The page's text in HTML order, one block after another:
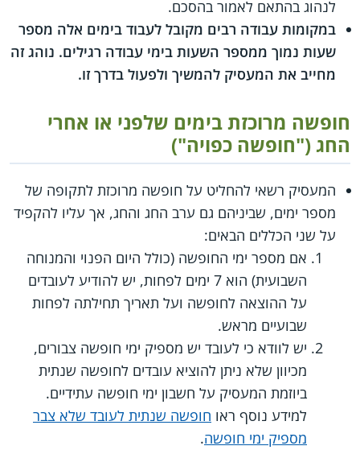
לנהוג בהתאם לאמור בהסכם.
במקומות עבודה רבים מקובל לעבוד בימים אלה מספר
שעות נמוך ממספר השעות בימי עבודה רגילים. נוהג זה
מחייב את המעסיק להמשיך ולפעול בדרך זו.
חופשה מרוכזת בימים שלפני או אחרי
החג ("חופשה כפויה")
המעסיק רשאי להחליט על חופשה מרוכזת לתקופה של
מספר ימים, שביניהם גם ערב החג והחג, אך עליו להקפיד
על שני הכללים הבאים:
אם מספר ימי החופשה (כולל היום הפנוי והמנוחה
השבועית) הוא 7 ימים לפחות, יש להודיע לעובדים
על ההוצאה לחופשה ועל תאריך תחילתה לפחות
שבועיים מראש.
יש לוודא כי לעובד יש מספיק ימי חופשה צבורים,
מכיוון שלא ניתן להוציא עובדים לחופשה שנתית
ביוזמת המעסיק על חשבון ימי חופשה עתידיים.
למידע נוסף ראו חופשה שנתית לעובד שלא צבר
מספיק ימי חופשה.